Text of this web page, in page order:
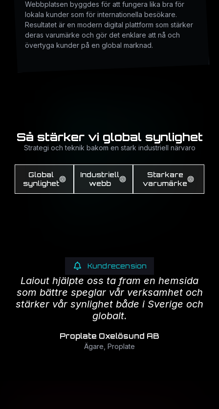
Webbplatsen byggdes för att fungera lika bra för
lokala kunder som för internationella besökare.
Resultatet är en modern digital plattform som stärker
deras varumärke och gör det enklare att nå och
övertyga kunder på en global marknad.
Så stärker vi global synlighet
Strategi och teknik bakom en stark industriell närvaro
Global
synlighet
Industriell
webb
Starkare
varumärke
Kundrecension
Laiout hjälpte oss ta fram en hemsida
som bättre speglar vår verksamhet och
stärker vår synlighet både i Sverige och
globalt.
Proplate Oxelösund AB
Ägare, Proplate